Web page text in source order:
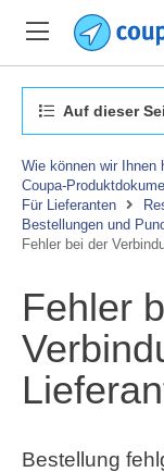
Auf dieser
Wie können wir Ihnen
Coupa-
Für Lieferanten
Bestellungen und
Fehler bei der
Fehler
Bestellung